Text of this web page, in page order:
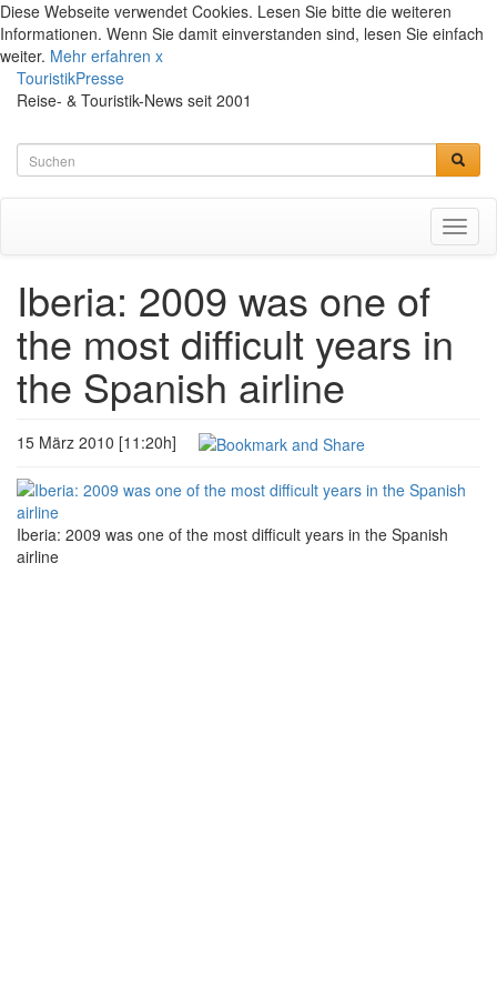
Diese Webseite verwendet Cookies. Lesen Sie bitte die weiteren
Informationen. Wenn Sie damit einverstanden sind, lesen Sie einfach
weiter. Mehr erfahren x
TouristikPresse
Reise- & Touristik-News seit 2001
Iberia: 2009 was one of
the most difficult years in
the Spanish airline
15 März 2010 [11:20h]
Iberia: 2009 was one of the most difficult years in the Spanish
airline